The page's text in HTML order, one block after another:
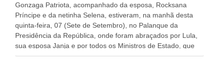
Gonzaga Patriota, acompanhado da esposa, Rocksana
Príncipe e da netinha Selena, estiveram, na manhã desta
quinta-feira, 07 (Sete de Setembro), no Palanque da
Presidência da República, onde foram abraçados por Lula,
sua esposa Janja e por todos os Ministros de Estado, que
estavam presentes, nos Desfiles da Independência da